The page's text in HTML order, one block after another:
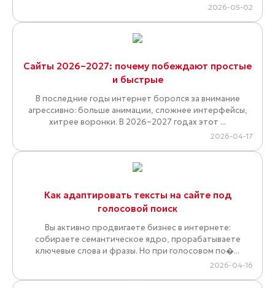
2026-05-02
Сайты 2026–2027: почему побеждают простые
и быстрые
В последние годы интернет боролся за внимание
агрессивно: больше анимации, сложнее интерфейсы,
хитрее воронки. В 2026–2027 годах этот ...
2026-04-17
Как адаптировать тексты на сайте под
голосовой поиск
Вы активно продвигаете бизнес в интернете:
собираете семантическое ядро, прорабатываете
ключевые слова и фразы. Но при голосовом по�...
2026-04-16